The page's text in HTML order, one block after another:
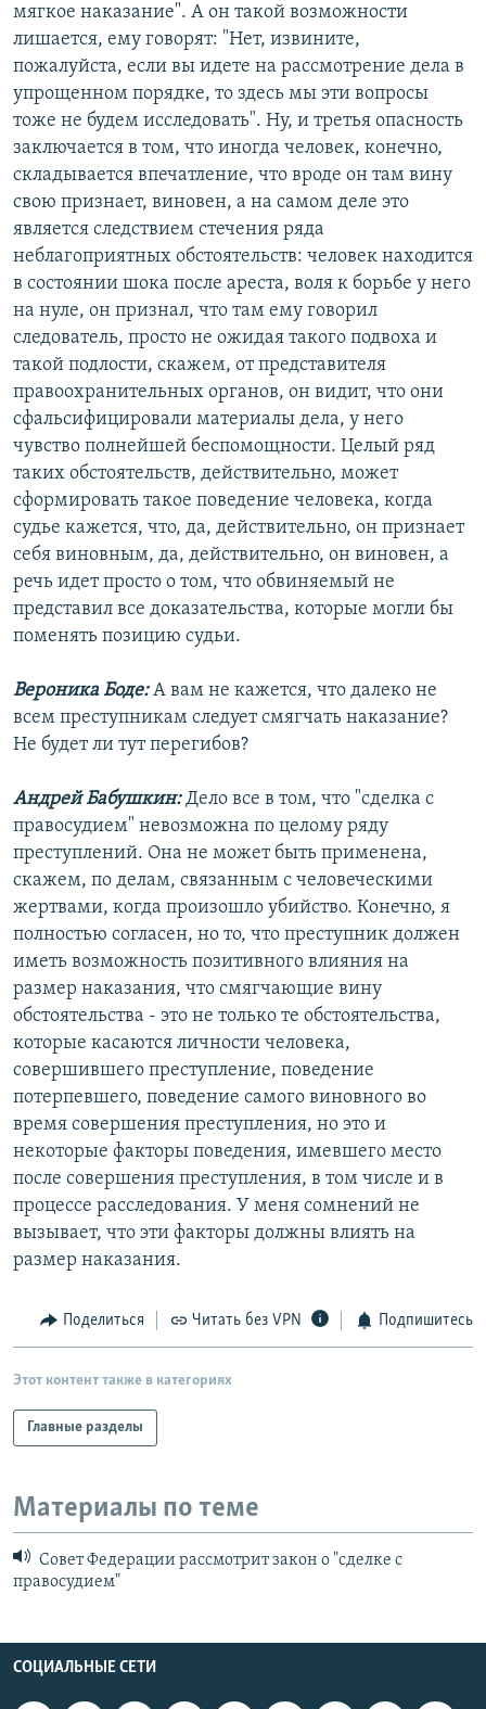
мягкое наказание". А он такой возможности
лишается, ему говорят: "Нет, извините,
пожалуйста, если вы идете на рассмотрение дела в
упрощенном порядке, то здесь мы эти вопросы
тоже не будем исследовать". Ну, и третья опасность
заключается в том, что иногда человек, конечно,
складывается впечатление, что вроде он там вину
свою признает, виновен, а на самом деле это
является следствием стечения ряда
неблагоприятных обстоятельств: человек находится
в состоянии шока после ареста, воля к борьбе у него
на нуле, он признал, что там ему говорил
следователь, просто не ожидая такого подвоха и
такой подлости, скажем, от представителя
правоохранительных органов, он видит, что они
сфальсифицировали материалы дела, у него
чувство полнейшей беспомощности. Целый ряд
таких обстоятельств, действительно, может
сформировать такое поведение человека, когда
судье кажется, что, да, действительно, он признает
себя виновным, да, действительно, он виновен, а
речь идет просто о том, что обвиняемый не
представил все доказательства, которые могли бы
поменять позицию судьи.
Вероника Боде:А вам не кажется, что далеко не
всем преступникам следует смягчать наказание?
Не будет ли тут перегибов?
Андрей Бабушкин:Дело все в том, что "сделка с
правосудием" невозможна по целому ряду
преступлений. Она не может быть применена,
скажем, по делам, связанным с человеческими
жертвами, когда произошло убийство. Конечно, я
полностью согласен, но то, что преступник должен
иметь возможность позитивного влияния на
размер наказания, что смягчающие вину
обстоятельства - это не только те обстоятельства,
которые касаются личности человека,
совершившего преступление, поведение
потерпевшего, поведение самого виновного во
время совершения преступления, но это и
некоторые факторы поведения, имевшего место
после совершения преступления, в том числе и в
процессе расследования. У меня сомнений не
вызывает, что эти факторы должны влиять на
размер наказания.
Поделиться Читать без VPN Подпишитесь
Этот контент также в категориях
Главные разделы
Материалы по теме
Совет Федерации рассмотрит закон о "сделке с
правосудием"
СОЦИАЛЬНЫЕ СЕТИ